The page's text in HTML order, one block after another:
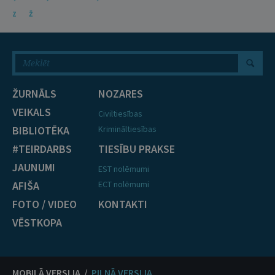
Z
Ž
ŽURNĀLS
VEIKALS
BIBLIOTĒKA
#TEIRDARBS
JAUNUMI
AFIŠA
FOTO / VIDEO
VĒSTKOPA
NOZARES
Civiltiesības
Krimināltiesības
TIESĪBU PRAKSE
EST nolēmumi
ECT nolēmumi
KONTAKTI
MOBILĀ VERSIJA / PILNĀ VERSIJA